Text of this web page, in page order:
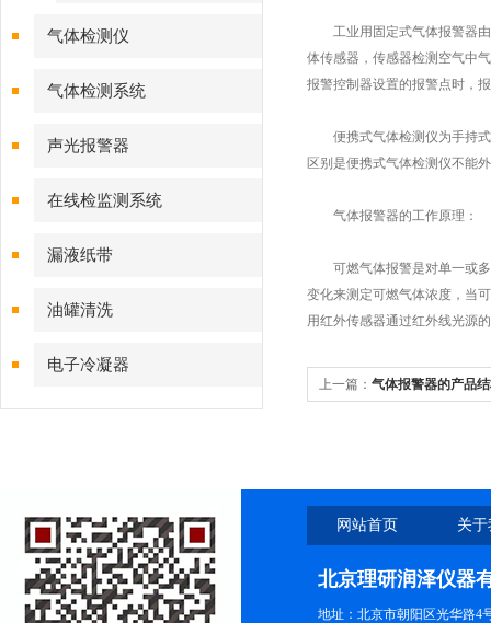
气体检测仪
气体检测系统
声光报警器
在线检监测系统
漏液纸带
油罐清洗
电子冷凝器
工业用固定式气体报警器由
体传感器，传感器检测空气中
报警控制器设置的报警点时，
便携式气体检测仪为手持式
区别是便携式气体检测仪不能
气体报警器的工作原理：
可燃气体报警是对单一或多
变化来测定可燃气体浓度，当
用红外传感器通过红外线光源
上一篇： 气体报警器的产品
网站首页 关
北京理研润泽仪器
地址：北京市朝阳区光华路4